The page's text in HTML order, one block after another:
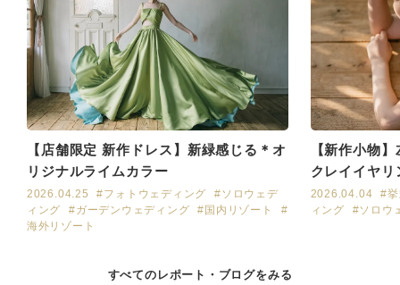
すべてのレポート・ブログをみる
【店舗限定 新作ドレス】新緑感じる＊オ
リジナルライムカラー
2026.04.25 #フォトウェディング
#ソロウェデ
ィング
#ガーデンウェディング #国内リゾート
#
海外リゾート
【新作小物
クレイイヤリ
2026.04.04
#
ィング
#ソロウ